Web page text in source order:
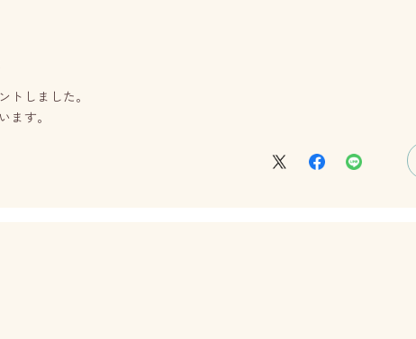
トしました。
ます。